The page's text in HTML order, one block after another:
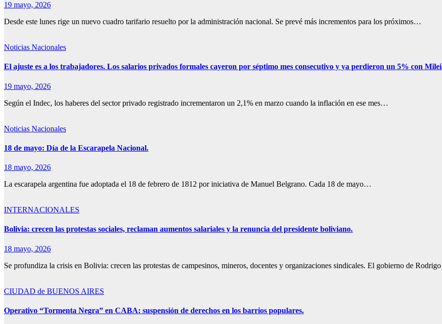
19 mayo, 2026
Desde este lunes rige un nuevo cuadro tarifario resuelto por la administración nacional. Se prevé más incrementos para los próximos…
Noticias Nacionales
El ajuste es a los trabajadores. Los salarios privados formales cayeron por séptimo mes consecutivo y ya perdieron un 5% con
19 mayo, 2026
Según el Indec, los haberes del sector privado registrado incrementaron un 2,1% en marzo cuando la inflación en ese mes…
Noticias Nacionales
18 de mayo: Día de la Escarapela Nacional.
18 mayo, 2026
La escarapela argentina fue adoptada el 18 de febrero de 1812 por iniciativa de Manuel Belgrano. Cada 18 de mayo…
INTERNACIONALES
Bolivia: crecen las protestas sociales, reclaman aumentos salariales y la renuncia del presidente boliviano.
18 mayo, 2026
Se profundiza la crisis en Bolivia: crecen las protestas de campesinos, mineros, docentes y organizaciones sindicales. El gobierno de
CIUDAD de BUENOS AIRES
Operativo “Tormenta Negra” en CABA: suspensión de derechos en los barrios populares.